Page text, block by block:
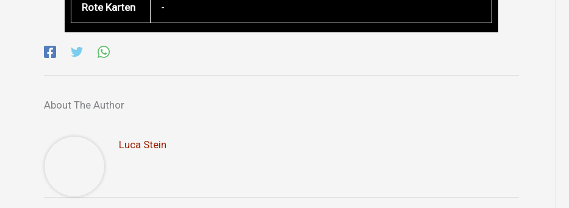
Rote Karten -
About The Author
Luca Stein